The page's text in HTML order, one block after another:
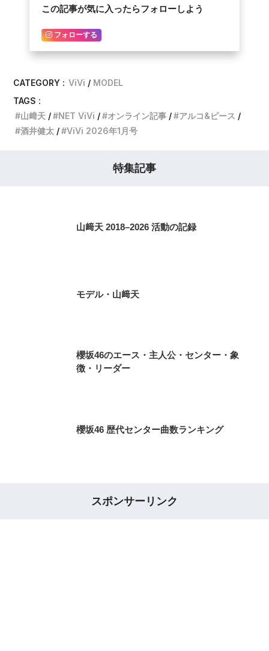
この記事が気に入ったらフォローしよう
フォローする
CATEGORY : ViVi
MODEL
TAGS :
山﨑天
NET ViVi オンライン記事
アルコ&ピース
酒井健太
ViVi 2026年1月号
特集記事
山﨑天 2018–2026 活動の記録
モデル・山﨑天
櫻坂46のエース・主人公・センター・象
徴・リーダー
櫻坂46 歴代センター曲数ランキング
スポンサーリンク